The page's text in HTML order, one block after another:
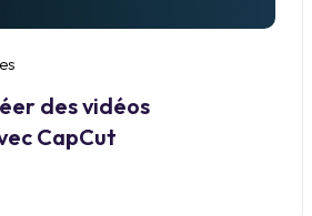
des vidéos
CapCut